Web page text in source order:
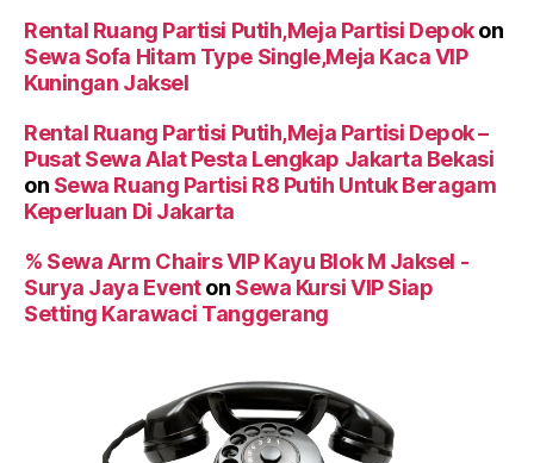
Rental Ruang Partisi Putih,Meja Partisi Depokon
Sewa Sofa Hitam Type Single,Meja Kaca VIP
Kuningan Jaksel
Rental Ruang Partisi Putih,Meja Partisi Depok –
Pusat Sewa Alat Pesta Lengkap Jakarta Bekasi
on Sewa Ruang Partisi R8 Putih Untuk Beragam
Keperluan Di Jakarta
% Sewa Arm Chairs VIP Kayu Blok M Jaksel -
Surya Jaya Eventon Sewa Kursi VIP Siap
Setting Karawaci Tanggerang